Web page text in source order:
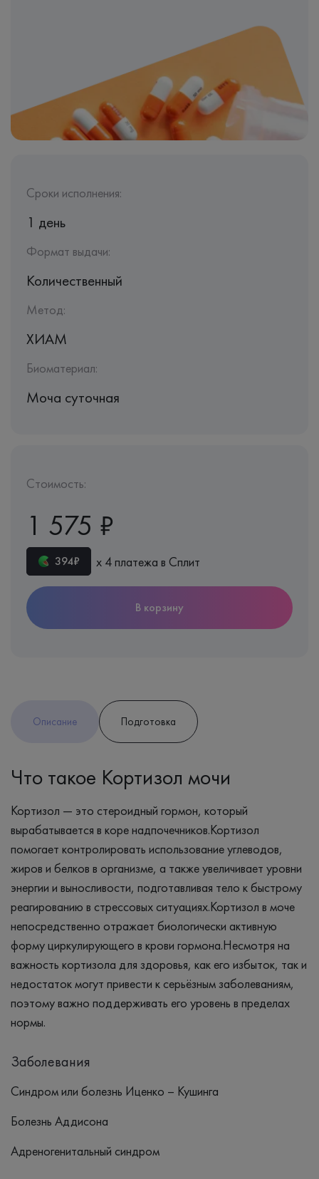
Сроки исполнения:
1 день
Формат выдачи:
Количественный
Метод:
ХИАМ
Биоматериал:
Моча суточная
Стоимость:
1 575 ₽
394₽ х 4 платежа в Сплит
В корзину
Описание Подготовка
Что такое Кортизол мочи
Кортизол — это стероидный гормон, который
вырабатывается в коре надпочечников.Кортизол
помогает контролировать использование углеводов,
жиров и белков в организме, а также увеличивает уровни
энергии и выносливости, подготавливая тело к быстрому
реагированию в стрессовых ситуациях.Кортизол в моче
непосредственно отражает биологически активную
форму циркулирующего в крови гормона.Несмотря на
важность кортизола для здоровья, как его избыток, так и
недостаток могут привести к серьёзным заболеваниям,
поэтому важно поддерживать его уровень в пределах
нормы.
Заболевания
Синдром или болезнь Иценко – Кушинга
Болезнь Аддисона
Адреногенитальный синдром